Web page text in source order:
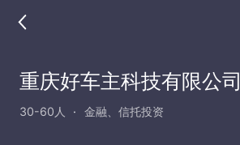
重庆好车主科技有限公司
30-60人 金融、信托投资